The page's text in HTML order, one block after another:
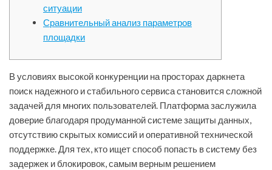
ситуации
Сравнительный анализ параметров
площадки
В условиях высокой конкуренции на просторах даркнета
поиск надежного и стабильного сервиса становится сложной
задачей для многих пользователей. Платформа заслужила
доверие благодаря продуманной системе защиты данных,
отсутствию скрытых комиссий и оперативной технической
поддержке. Для тех, кто ищет способ попасть в систему без
задержек и блокировок, самым верным решением